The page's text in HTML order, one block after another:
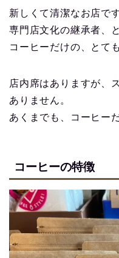
新しくて清潔なお店で
専門店文化の継承者、
コーヒーだけの、とて
店内席はありますが、
ありません。
あくまでも、コーヒー
コーヒーの特徴